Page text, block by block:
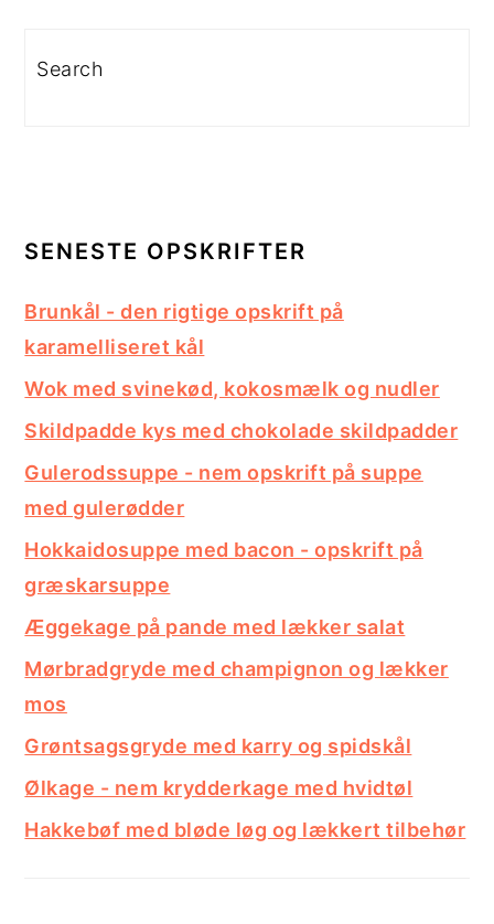
Search
SENESTE OPSKRIFTER
Brunkål - den rigtige opskrift på
karamelliseret kål
Wok med svinekød, kokosmælk og nudler
Skildpadde kys med chokolade skildpadder
Gulerodssuppe - nem opskrift på suppe
med gulerødder
Hokkaidosuppe med bacon - opskrift på
græskarsuppe
Æggekage på pande med lækker salat
Mørbradgryde med champignon og lækker
mos
Grøntsagsgryde med karry og spidskål
Ølkage - nem krydderkage med hvidtøl
Hakkebøf med bløde løg og lækkert tilbehør